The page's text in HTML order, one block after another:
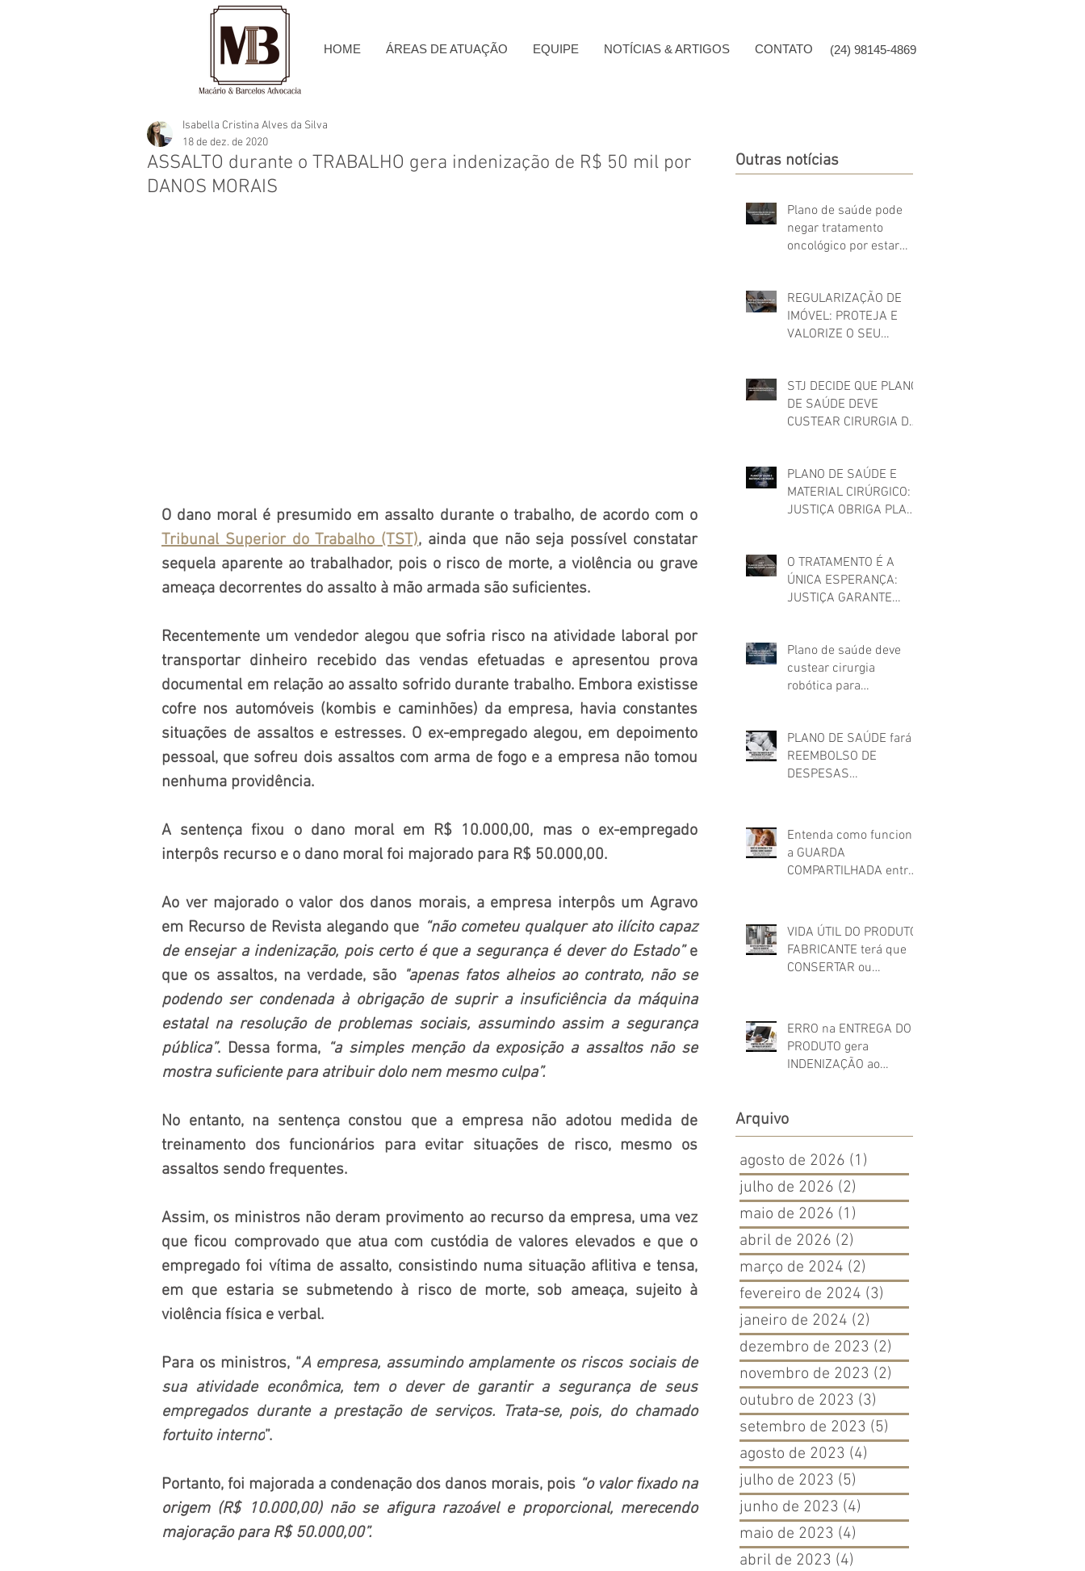
HOME ÁREAS DE ATUAÇÃO EQUIPE NOTÍCIAS & ARTIGOS CONTATO (24) 98145-4869
ASSALTO durante o TRABALHO gera indenização de R$ 50 mil por
DANOS MORAIS
Isabella Cristina Alves da Silva
18 de dez. de 2020
Tribunal Superior do Trabalho (TST), ainda que não seja possível constatar
sequela aparente ao trabalhador, pois o risco de morte, a violência ou grave
ameaça decorrentes do assalto à mão armada são suficientes.
Recentemente um vendedor alegou que sofria risco na atividade laboral por
transportar dinheiro recebido das vendas efetuadas e apresentou prova
documental em relação ao assalto sofrido durante trabalho. Embora existisse
cofre nos automóveis (kombis e caminhões) da empresa, havia constantes
situações de assaltos e estresses. O ex-empregado alegou, em depoimento
pessoal, que sofreu dois assaltos com arma de fogo e a empresa não tomou
nenhuma providência.
A sentença fixou o dano moral em R$ 10.000,00, mas o ex-empregado
interpôs recurso e o dano moral foi majorado para R$ 50.000,00.
Ao ver majorado o valor dos danos morais, a empresa interpôs um Agravo
em Recurso de Revista alegando que “não cometeu qualquer ato ilícito capaz
de ensejar a indenização, pois certo é que a segurança é dever do Estado” e
que os assaltos, na verdade, são "apenas fatos alheios ao contrato, não se
podendo ser condenada à obrigação de suprir a insuficiência da máquina
estatal na resolução de problemas sociais, assumindo assim a segurança
pública”. Dessa forma, “a simples menção da exposição a assaltos não se
mostra suficiente para atribuir dolo nem mesmo culpa”.
No entanto, na sentença constou que a empresa não adotou medida de
treinamento dos funcionários para evitar situações de risco, mesmo os
assaltos sendo frequentes.
Assim, os ministros não deram provimento ao recurso da empresa, uma vez
que ficou comprovado que atua com custódia de valores elevados e que o
empregado foi vítima de assalto, consistindo numa situação aflitiva e tensa,
em que estaria se submetendo à risco de morte, sob ameaça, sujeito à
violência física e verbal.
Para os ministros, “A empresa, assumindo amplamente os riscos sociais de
sua atividade econômica, tem o dever de garantir a segurança de seus
empregados durante a prestação de serviços. Trata-se, pois, do chamado
fortuito interno”.
Portanto, foi majorada a condenação dos danos morais, pois “o valor fixado na
origem (R$ 10.000,00) não se afigura razoável e proporcional, merecendo
majoração para R$ 50.000,00”.
Outras notícias
Plano de saúde pode
negar tratamento
oncológico por estar
REGULARIZAÇÃO DE
IMÓVEL: PROTEJA E
VALORIZE O SEU
STJ DECIDE QUE PLANO
DE SAÚDE DEVE
CUSTEAR CIRURGIA DE
PLANO DE SAÚDE E
MATERIAL CIRÚRGICO:
JUSTIÇA OBRIGA PLANO
EM CIRURGIA
O TRATAMENTO É A
ÚNICA ESPERANÇA:
JUSTIÇA GARANTE
Plano de saúde deve
custear cirurgia
robótica para
PLANO DE SAÚDE fará
REEMBOLSO DE
DESPESAS
não credenciado!
Entenda como funciona
a GUARDA
COMPARTILHADA entre
conjugal
VIDA ÚTIL DO PRODUTO:
FABRICANTE terá que
CONSERTAR ou
DEFEITO FORA DO
PRAZO DE GARANTIA
ERRO na ENTREGA DO
PRODUTO gera
INDENIZAÇÃO ao
Arquivo
agosto de 2026 (1)
julho de 2026 (2)
maio de 2026 (1)
abril de 2026 (2)
março de 2024 (2)
fevereiro de 2024 (3)
janeiro de 2024 (2)
dezembro de 2023 (2)
novembro de 2023 (2)
outubro de 2023 (3)
setembro de 2023 (5)
agosto de 2023 (4)
julho de 2023 (5)
junho de 2023 (4)
maio de 2023 (4)
abril de 2023 (4)